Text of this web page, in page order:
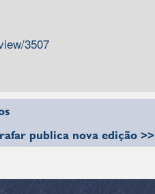
3507
publica nova edição >>